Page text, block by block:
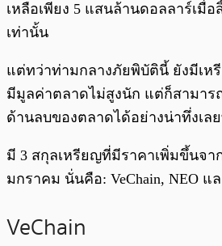
เหลือเพียง 5 แสนล้านดอลลาร์เมื่
เท่านั้น
แต่ทว่าท่ามกลางภัยพิบัตินี้ ยังมีเห
มีมูลค่าตลาดไม่สูงนัก แต่ก็สามาร
ด้านลบของตลาดได้อย่างน่าทึ่งเล
มี 3 สกุลเหรียญที่มีราคาเพิ่มขึ้นจ
มกราคม นั่นคือ: VeChain, NEO แล
VeChain